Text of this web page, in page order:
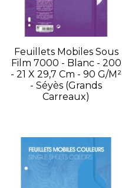
Feuillets Mobiles Sous
Film 7000 - Blanc - 200
- 21 X 29,7 Cm - 90 G/m²
- Séyès (grands
Carreaux)